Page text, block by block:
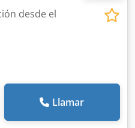
desde el
Llamar